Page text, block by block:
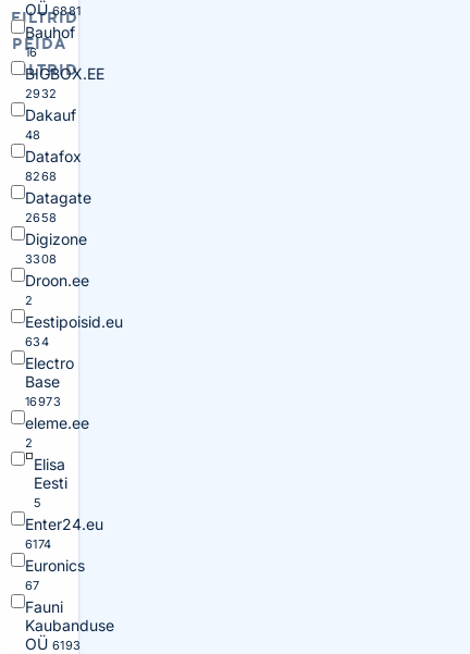
FILTRID
PEIDA
FILTRID
OÜ6881
Bauhof
16
BIGBOX.EE
2932
Dakauf
48
Datafox
8268
Datagate
2658
Digizone
3308
Droon.ee
2
Eestipoisid.eu
634
Electro
Base
16973
eleme.ee
2
Elisa
Eesti
5
Enter24.eu
6174
Euronics
67
Fauni
Kaubanduse
OÜ 6193